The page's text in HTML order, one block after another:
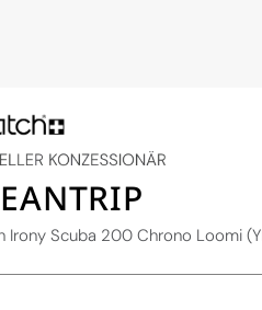
Irony Scuba 200 Chrono Loomi